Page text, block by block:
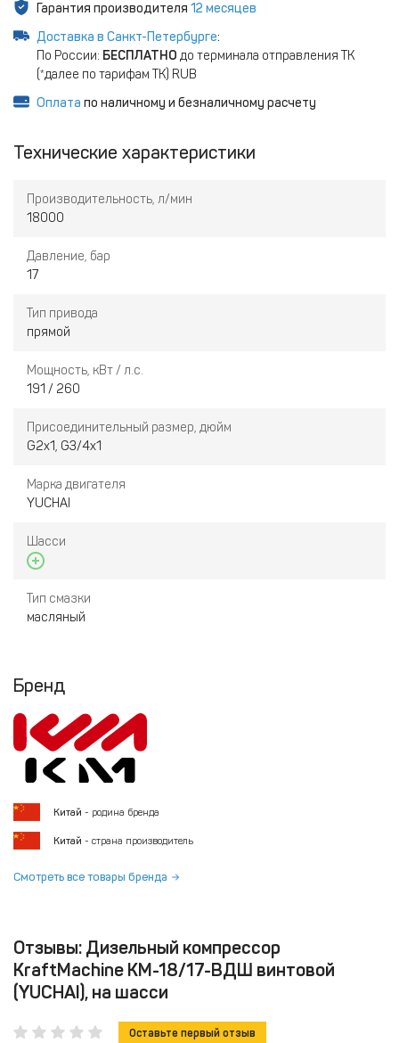
Гарантия производителя 12 месяцев
Доставка в Санкт-Петербурге:
По России: БЕСПЛАТНО до терминала отправления ТК
(*далее по тарифам ТК) RUB
Оплата по наличному и безналичному расчету
Технические характеристики
Производительность, л/мин
18000
Давление, бар
17
Тип привода
прямой
Мощность, кВт / л.с.
191 / 260
Присоединительный размер, дюйм
G2x1, G3/4x1
Марка двигателя
YUCHAI
Шасси
Тип смазки
масляный
Бренд
Китай - родина бренда
Китай - страна производитель
Смотреть все товары бренда
Отзывы: Дизельный компрессор
KraftMachine КМ-18/17-ВДШ винтовой
(YUCHAI), на шасси
Оставьте первый отзыв